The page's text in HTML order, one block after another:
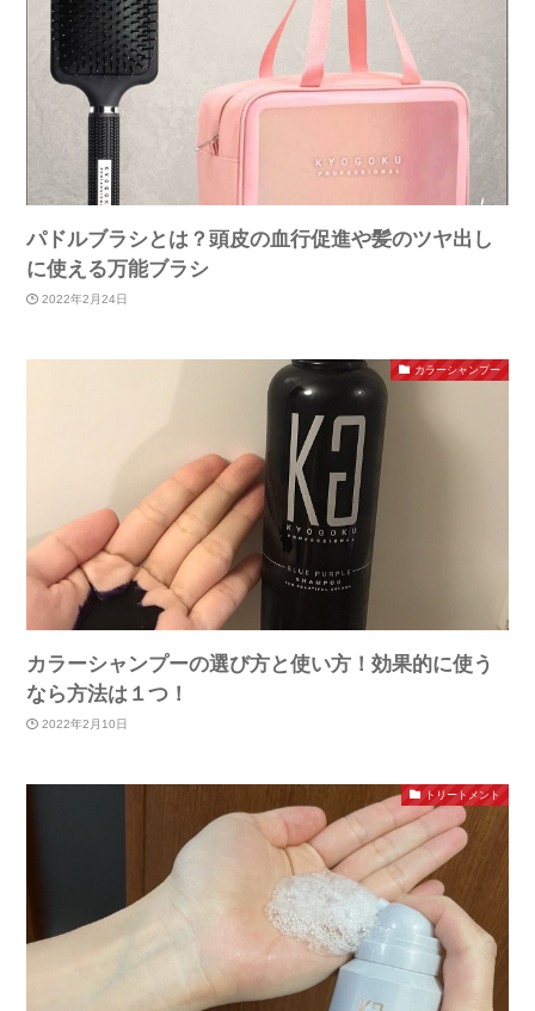
パドルブラシとは？頭皮の血行促進や髪のツヤ出し
に使える万能ブラシ
2022年2月24日
カラーシャンプー
カラーシャンプーの選び方と使い方！効果的に使う
なら方法は１つ！
2022年2月10日
トリートメント